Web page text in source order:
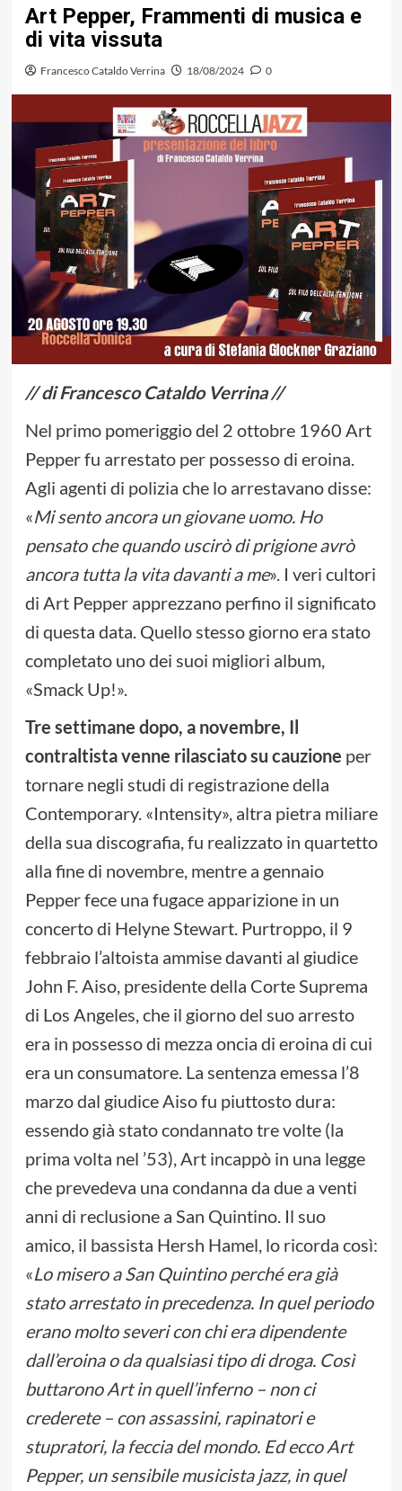
Art Pepper, Frammenti di musica e
di vita vissuta
Francesco Cataldo Verrina 18/08/2024 0
// di Francesco Cataldo Verrina //
Nel primo pomeriggio del 2 ottobre 1960 Art
Pepper fu arrestato per possesso di eroina.
Agli agenti di polizia che lo arrestavano disse:
«Mi sento ancora un giovane uomo. Ho
pensato che quando uscirò di prigione avrò
ancora tutta la vita davanti a me». I veri cultori
di Art Pepper apprezzano perfino il significato
di questa data. Quello stesso giorno era stato
completato uno dei suoi migliori album,
«Smack Up!».
Tre settimane dopo, a novembre, Il
contraltista venne rilasciato su cauzione per
tornare negli studi di registrazione della
Contemporary. «Intensity», altra pietra miliare
della sua discografia, fu realizzato in quartetto
alla fine di novembre, mentre a gennaio
Pepper fece una fugace apparizione in un
concerto di Helyne Stewart. Purtroppo, il 9
febbraio l’altoista ammise davanti al giudice
John F. Aiso, presidente della Corte Suprema
di Los Angeles, che il giorno del suo arresto
era in possesso di mezza oncia di eroina di cui
era un consumatore. La sentenza emessa l’8
marzo dal giudice Aiso fu piuttosto dura:
essendo già stato condannato tre volte (la
prima volta nel ’53), Art incappò in una legge
che prevedeva una condanna da due a venti
anni di reclusione a San Quintino. Il suo
amico, il bassista Hersh Hamel, lo ricorda così:
«Lo misero a San Quintino perché era già
stato arrestato in precedenza. In quel periodo
erano molto severi con chi era dipendente
dall’eroina o da qualsiasi tipo di droga. Così
buttarono Art in quell’inferno – non ci
crederete – con assassini, rapinatori e
stupratori, la feccia del mondo. Ed ecco Art
Pepper, un sensibile musicista jazz, in quel